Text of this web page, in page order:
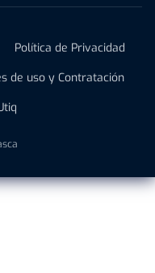
Política de Privacidad
de uso y Contratación